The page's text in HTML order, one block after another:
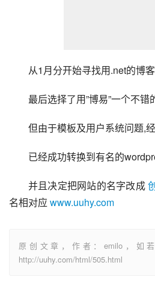
从1月分开始寻找用.net的博
最后选择了用”博易”一个不错
但由于模板及用户系统问题,
已经成功转换到有名的
并且决定把网站的名字改成
名相对应 www.uuhy.com
原创文章，作者：emilo，如
http://uuhy.com/html/505.html